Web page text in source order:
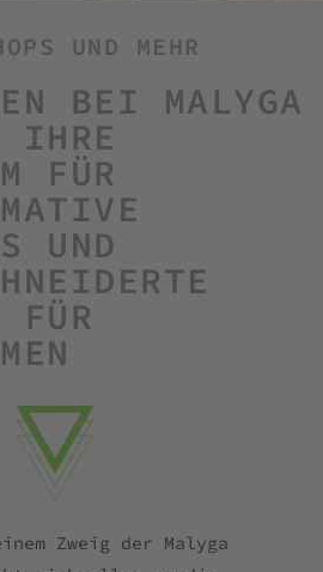
UND MEHR
BEI MALYGA
IHRE
FÜR
UND
S
U
Zweig der Malyga